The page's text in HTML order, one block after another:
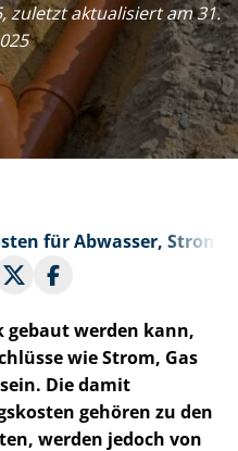
zuletzt aktualisiert am 31.
für Abwasser, Strom
gebaut werden kann,
wie Strom, Gas
Die damit
gehören zu den
werden jedoch von